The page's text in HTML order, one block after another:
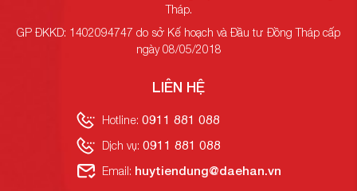
Tháp.
GP ĐKKD: 1402094747 do sở Kế hoạch và Đầu tư Đồng Tháp cấp
ngày 08/05/2018
LIÊN HỆ
Hotline: 0911 881 088
Dịch vụ: 0911 881 088
Email: huytiendung@daehan.vn